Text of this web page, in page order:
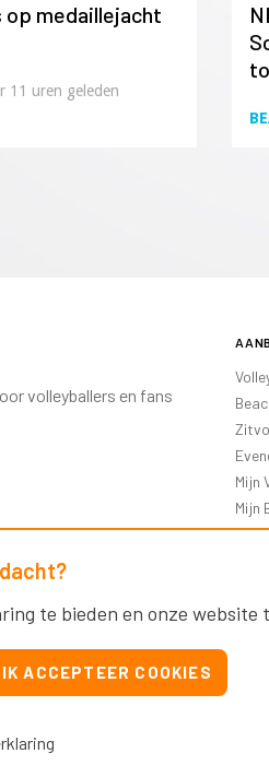
medaillejacht
11 uren geleden
volleyballers en fans
Mijn
Mijn
te bieden en onze
IK ACCEPTEER COOKIES